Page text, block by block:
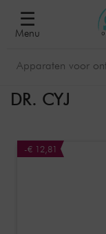
☰
Menu
DR. CYJ
-€ 12,81